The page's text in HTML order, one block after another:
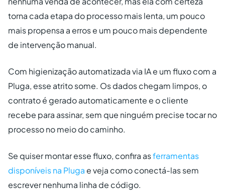
torna cada etapa do processo mais lenta, um pouco
mais propensa a erros e um pouco mais dependente
de intervenção manual.
Com higienização automatizada via IA e um fluxo com a
Pluga, esse atrito some. Os dados chegam limpos, o
contrato é gerado automaticamente e o cliente
recebe para assinar, sem que ninguém precise tocar no
processo no meio do caminho.
Se quiser montar esse fluxo, confira asferramentas
disponíveis na Pluga e veja como conectá-las sem
escrever nenhuma linha de código.